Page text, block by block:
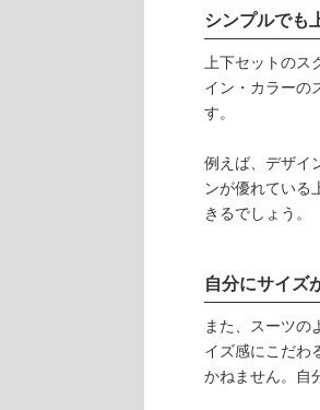
シンプルでも
上下セットの
イン・カラーの
す。
例えば、デザイ
ンが優れている
きるでしょう。
自分にサイズ
また、スーツの
イズ感にこだわ
かねません。自